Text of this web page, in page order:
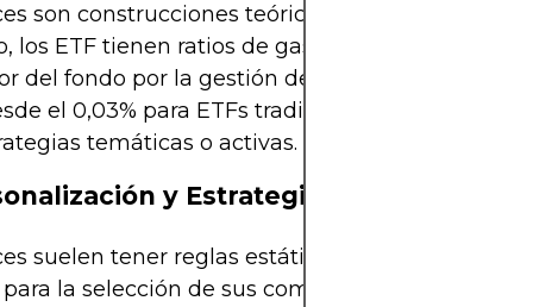
son construcciones teóricas y no implican
los ETF tienen ratios de gastos, que son
del fondo por la gestión del producto. Estos
el 0,03% para ETFs tradicionales hasta más
temáticas o activas.
y Estrategia
suelen tener reglas estáticas, con una
la selección de sus componentes. Los ETF